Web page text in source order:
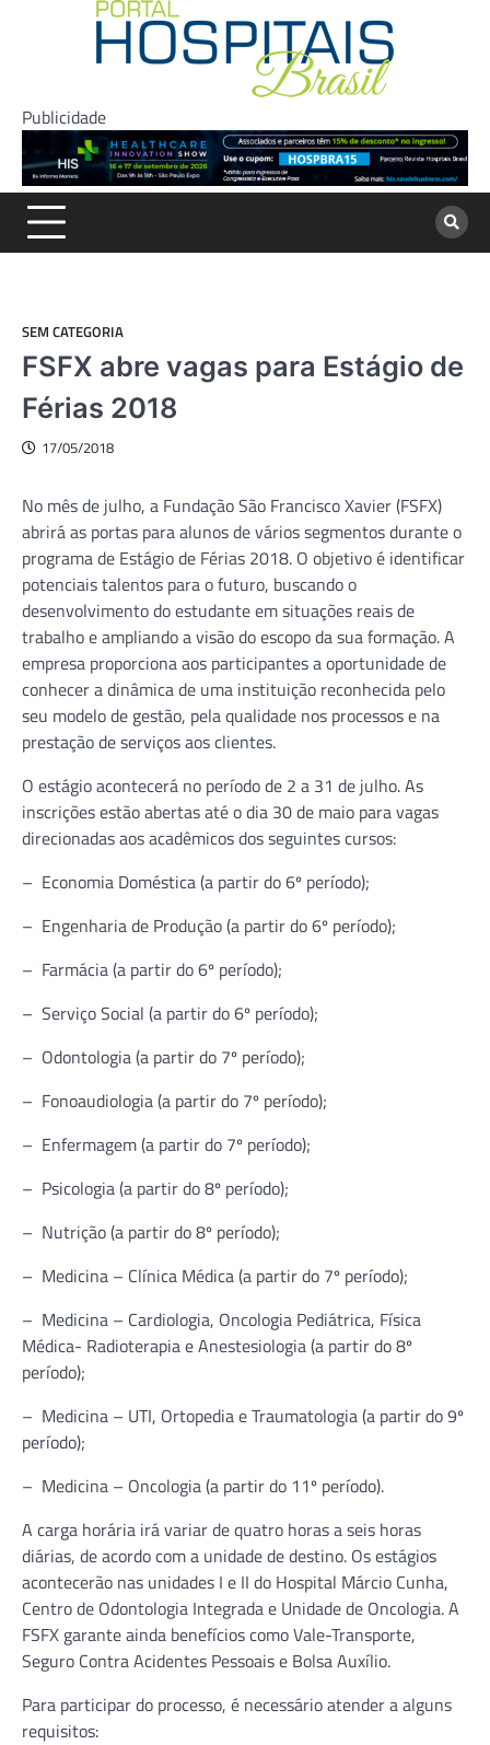
Publicidade
SEM CATEGORIA
FSFX abre vagas para Estágio de
Férias 2018
17/05/2018
No mês de julho, a Fundação São Francisco Xavier (FSFX)
abrirá as portas para alunos de vários segmentos durante o
programa de Estágio de Férias 2018. O objetivo é identificar
potenciais talentos para o futuro, buscando o
desenvolvimento do estudante em situações reais de
trabalho e ampliando a visão do escopo da sua formação. A
empresa proporciona aos participantes a oportunidade de
conhecer a dinâmica de uma instituição reconhecida pelo
seu modelo de gestão, pela qualidade nos processos e na
prestação de serviços aos clientes.
O estágio acontecerá no período de 2 a 31 de julho. As
inscrições estão abertas até o dia 30 de maio para vagas
direcionadas aos acadêmicos dos seguintes cursos:
– Economia Doméstica (a partir do 6º período);
– Engenharia de Produção (a partir do 6º período);
– Farmácia (a partir do 6º período);
– Serviço Social (a partir do 6º período);
– Odontologia (a partir do 7º período);
– Fonoaudiologia (a partir do 7º período);
– Enfermagem (a partir do 7º período);
– Psicologia (a partir do 8º período);
– Nutrição (a partir do 8º período);
– Medicina – Clínica Médica (a partir do 7º período);
– Medicina – Cardiologia, Oncologia Pediátrica, Física
Médica- Radioterapia e Anestesiologia (a partir do 8º
período);
– Medicina – UTI, Ortopedia e Traumatologia (a partir do 9º
período);
– Medicina – Oncologia (a partir do 11º período).
A carga horária irá variar de quatro horas a seis horas
diárias, de acordo com a unidade de destino. Os estágios
acontecerão nas unidades I e II do Hospital Márcio Cunha,
Centro de Odontologia Integrada e Unidade de Oncologia. A
FSFX garante ainda benefícios como Vale-Transporte,
Seguro Contra Acidentes Pessoais e Bolsa Auxílio.
Para participar do processo, é necessário atender a alguns
requisitos: